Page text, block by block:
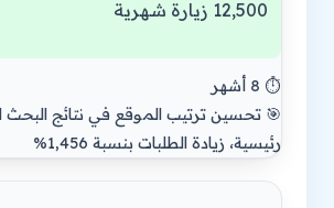
12,500 زيارة شهرية
⏱️ 8 أشهر
رئيسية، زيادة الطلبات بنسبة 1,456%